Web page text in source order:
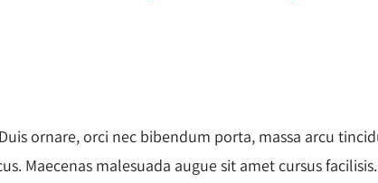
ornare, orci nec bibendum porta, massa arcu
Maecenas malesuada augue sit amet cursus